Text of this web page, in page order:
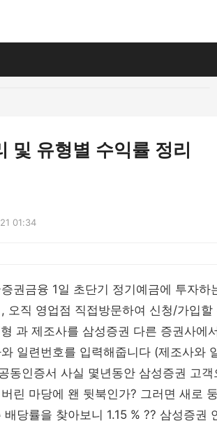
및 유형별 수익률 정리
01:34
권금융 1일 초단기 정기예금에 투자하
오직 영업점 직접방문하여 신청/가입
과 제조사를 삼성증권 다른 증권사에
일련번호를 입력해줍니다 (제조사와
동인증서 사실 몇년동안 삼성증권 고객
린 마당에 왠 뒷북인가? 그러면 새로
당률을 찾아보니 1.15 % ?? 삼성증권